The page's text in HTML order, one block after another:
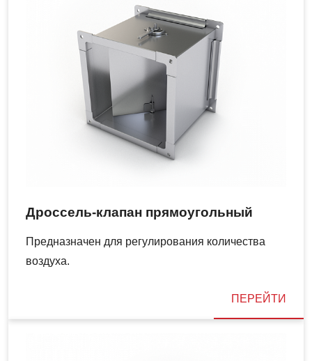
Дроссель-клапан прямоугольный
Предназначен для регулирования количества
воздуха.
ПЕРЕЙТИ